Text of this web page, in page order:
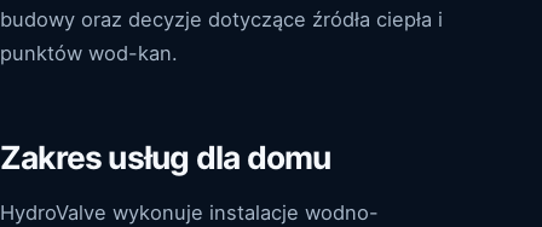
budowy oraz decyzje dotyczące źródła ciepła i
punktów wod-kan.
Zakres usług dla domu
HydroValve wykonuje instalacje wodno-